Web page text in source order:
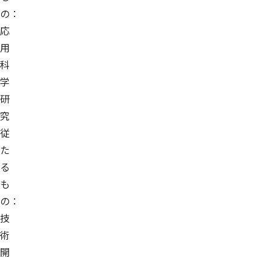
の：
応
用
科
学
研
究
従
た
る
も
の：
技
術
開